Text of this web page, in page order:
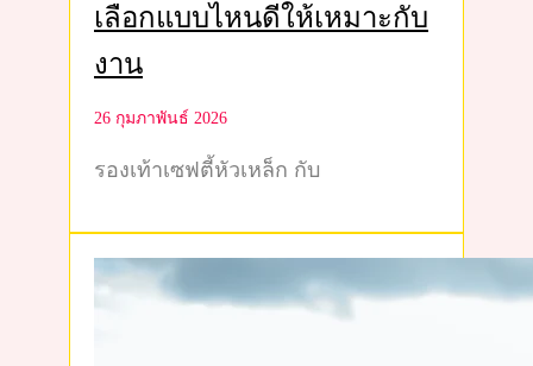
เลือกแบบไหนดีให้เหมาะกับ
งาน
26 กุมภาพันธ์ 2026
รองเท้าเซฟตี้หัวเหล็ก กับ